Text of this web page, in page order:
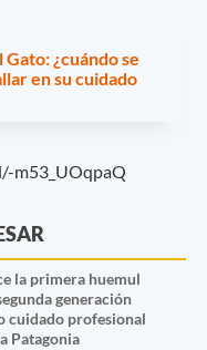
¿cuándo se
en su cuidado
m53_UOqpaQ
la primera huemul
generación
cuidado profesional
Patagonia